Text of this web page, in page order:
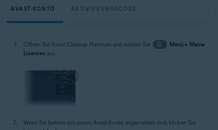
AVAST-KONTO AKTIVIERUNGSCODE
Öffnen Sie Avast Cleanup Premium und wählen Sie ☰ Menü▸ Meine
Lizenzen aus.
Wenn Sie bereits mit einem Avast-Konto angemeldet sind, klicken Sie